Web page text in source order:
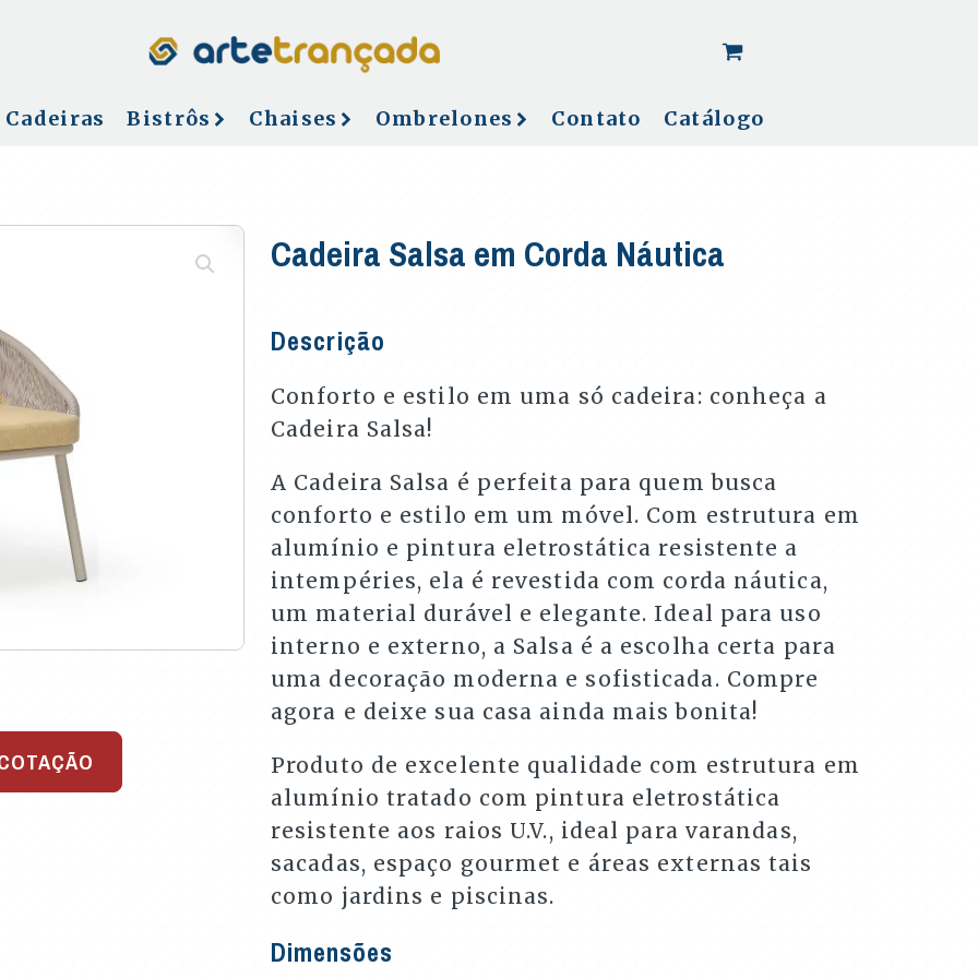
Cadeiras Bistrôs Chaises Ombrelones Contato Catálogo
Cadeira Salsa em Corda Náutica
Descrição
Conforto e estilo em uma só cadeira: conheça a
Cadeira Salsa!
A Cadeira Salsa é perfeita para quem busca
conforto e estilo em um móvel. Com estrutura em
alumínio e pintura eletrostática resistente a
intempéries, ela é revestida com corda náutica,
um material durável e elegante. Ideal para uso
interno e externo, a Salsa é a escolha certa para
uma decoração moderna e sofisticada. Compre
agora e deixe sua casa ainda mais bonita!
Produto de excelente qualidade com estrutura em
alumínio tratado com pintura eletrostática
resistente aos raios U.V., ideal para varandas,
sacadas, espaço gourmet e áreas externas tais
como jardins e piscinas.
Dimensões